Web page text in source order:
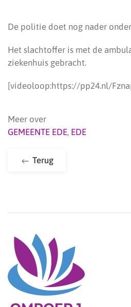
De politie doet nog nader
Het slachtoffer is met de
ziekenhuis gebracht.
[videoloop:https://pp24.nl/
Meer over
GEMEENTE EDE, EDE
Terug